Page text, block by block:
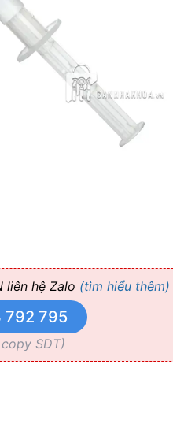
liên hệ Zalo (tìm hiểu thêm)
792 795
SDT)